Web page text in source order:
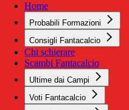
Home
Probabili Formazioni
Consigli Fantacalcio
Chi schierare
Scambi Fantacalcio
Ultime dai Campi
Voti Fantacalcio